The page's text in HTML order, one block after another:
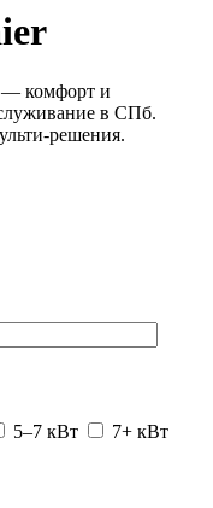
комфорт и
в СПб.
решения.
5–7 кВт 7+ кВт